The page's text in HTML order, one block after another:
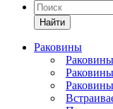
Найти
Раковины